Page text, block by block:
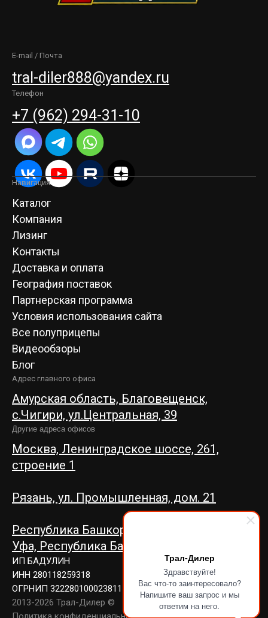
Трал-Дилер
Здравствуйте!
Вас что-то заинтересовало?
Напишите ваш запрос и мы
ответим на него.
E-mail / Почта
tral-diler888@yandex.ru
Телефон
+7 (962) 294-31-10
Навигация
Каталог
Компания
Лизинг
Контакты
Доставка и оплата
География поставок
Партнерская программа
Условия использования сайта
Все полуприцепы
Видеообзоры
Блог
Адрес главного офиса
Амурская область, Благовещенск,
c.Чигири, ул.Центральная, 39
Другие адреса офисов
Москва, Ленинградское шоссе, 261,
строение 1
Рязань, ул. Промышленная, дом. 21
Республика Башкортостан, г.
Уфа, Республика Башкортостан, г. Уфа,
ИП БАДУЛИН
ИНН 280118259318
ОГРНИП 322280100023811
2013-2026 Трал-Дилер ©